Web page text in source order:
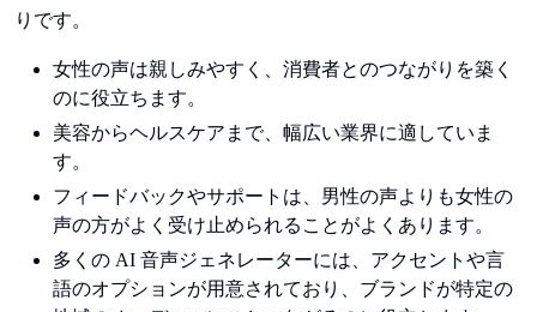
りです。
女性の声は親しみやすく、消費者とのつながりを築く
のに役立ちます。
美容からヘルスケアまで、幅広い業界に適していま
す。
フィードバックやサポートは、男性の声よりも女性の
声の方がよく受け止められることがよくあります。
多くの AI 音声ジェネレーターには、アクセントや言
語のオプションが用意されており、ブランドが特定の